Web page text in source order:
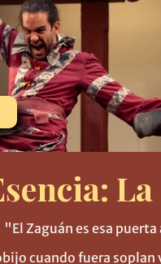
"El Zaguán es esa
cuando fuera